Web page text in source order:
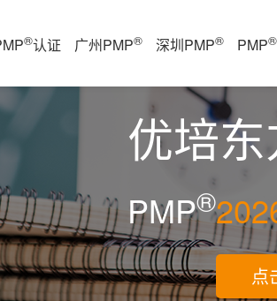
®认证 广州PMP® 深圳PMP® PMP®
优培
PMP®
点